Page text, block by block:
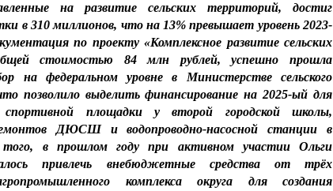
на развитие сельских территорий, достиг
в 310 миллионов, что на 13% превышает уровень 2023-
по проекту «Комплексное развитие сельских
стоимостью 84 млн рублей, успешно прошла
на федеральном уровне в Министерстве сельского
позволило выделить финансирование на 2025-ый для
спортивной площадки у второй городской школы,
ДЮСШ и водопроводно-насосной станции в
в прошлом году при активном участии Ольги
привлечь внебюджетные средства от трёх
комплекса округа для создания